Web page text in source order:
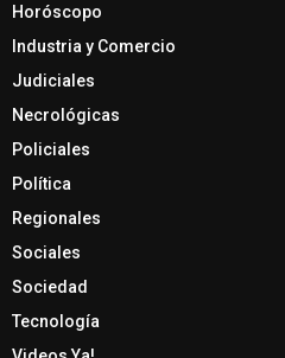
Horóscopo
Industria y Comercio
Judiciales
Necrológicas
Policiales
Política
Regionales
Sociales
Sociedad
Tecnología